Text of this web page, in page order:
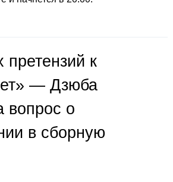
претензий к
— Дзюба
вопрос о
в сборную